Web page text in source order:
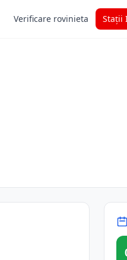
Verificare rovinieta Stații